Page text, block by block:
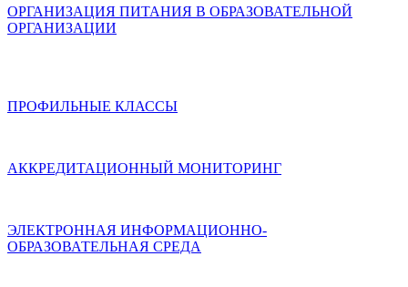
ОРГАНИЗАЦИЯ ПИТАНИЯ В ОБРАЗОВАТЕЛЬНОЙ
ОРГАНИЗАЦИИ
ПРОФИЛЬНЫЕ КЛАССЫ
АККРЕДИТАЦИОННЫЙ МОНИТОРИНГ
ЭЛЕКТРОННАЯ ИНФОРМАЦИОННО-
ОБРАЗОВАТЕЛЬНАЯ СРЕДА